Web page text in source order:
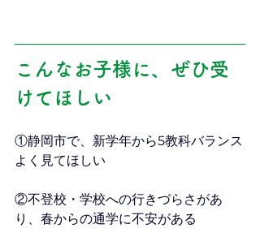
こんなお子様に、ぜひ受
けてほしい
①静岡市で、新学年から5教科バランス
よく見てほしい
②不登校・学校への行きづらさがあ
り、春からの通学に不安がある